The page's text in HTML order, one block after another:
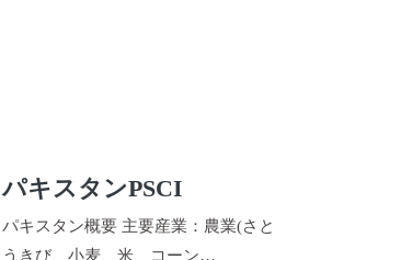
パキスタンPSCI
パキスタン概要 主要産業：農業(さと
うきび、小麦、米、コーン…